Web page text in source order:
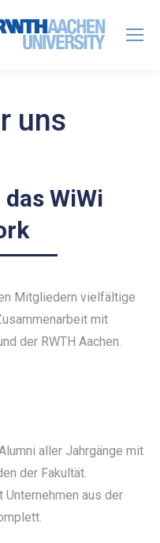
uns
WiWi
Mitgliedern vielfältige
mit
der RWTH Aachen.
aller Jahrgänge mit
der Fakultät.
aus der